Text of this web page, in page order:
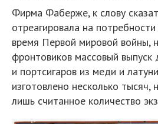
Фирма Фаберже, к слову
отреагировала на
время Первой мировой войны,
фронтовиков массовый
и портсигаров из меди и
изготовлено несколько
лишь считанное количество